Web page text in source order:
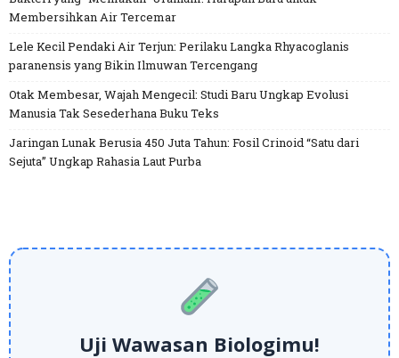
Membersihkan Air Tercemar
Lele Kecil Pendaki Air Terjun: Perilaku Langka Rhyacoglanis
paranensis yang Bikin Ilmuwan Tercengang
Otak Membesar, Wajah Mengecil: Studi Baru Ungkap Evolusi
Manusia Tak Sesederhana Buku Teks
Jaringan Lunak Berusia 450 Juta Tahun: Fosil Crinoid “Satu dari
Sejuta” Ungkap Rahasia Laut Purba
Uji Wawasan Biologimu!